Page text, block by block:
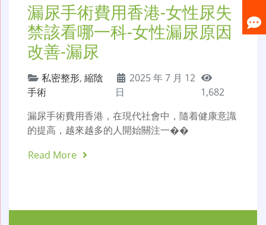
漏尿手術費用香港-女性尿失
禁該看哪一科-女性漏尿原因
改善-漏尿
私密整形, 縮陰
手術
2025 年 7 月 12
日
1,682
漏尿手術費用香港，在現代社會中，隨着健康意識
的提高，越來越多的人開始關注一��
Read More